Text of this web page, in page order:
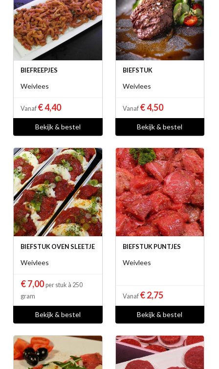
BIEFREEPJES
Weivlees
Vanaf € 4,40
Bekijk & bestel
BIEFSTUK
Weivlees
Vanaf € 4,50
Bekijk & bestel
BIEFSTUK OVEN SLEETJE
Weivlees
€ 7,00per stuk à 250
gram
Bekijk & bestel
BIEFSTUK PUNTJES
Weivlees
Vanaf € 2,75
Bekijk & bestel